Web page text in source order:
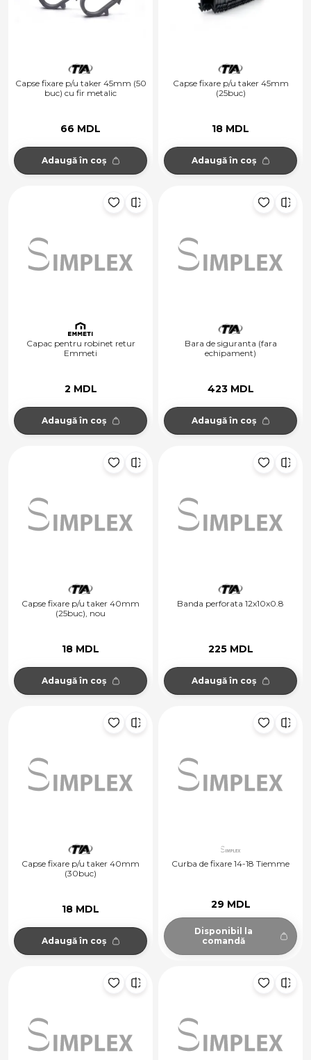
Capse fixare p/u taker 45mm (50
buc) cu fir metalic
66 MDL
Adaugă în coș
Capse fixare p/u taker 45mm
(25buc)
18 MDL
Adaugă în coș
Capac pentru robinet retur
Emmeti
2 MDL
Adaugă în coș
Bara de siguranta (fara
echipament)
423 MDL
Adaugă în coș
Capse fixare p/u taker 40mm
(25buc), nou
18 MDL
Adaugă în coș
Banda perforata 12x10x0.8
225 MDL
Adaugă în coș
Capse fixare p/u taker 40mm
(30buc)
18 MDL
Adaugă în coș
Curba de fixare 14-18 Tiemme
29 MDL
Disponibil la
comandă